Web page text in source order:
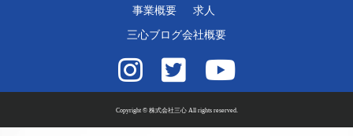
事業概要
三心ブログ
求人
会社概要
Copyright © 株式会社三心 All rights reserved.